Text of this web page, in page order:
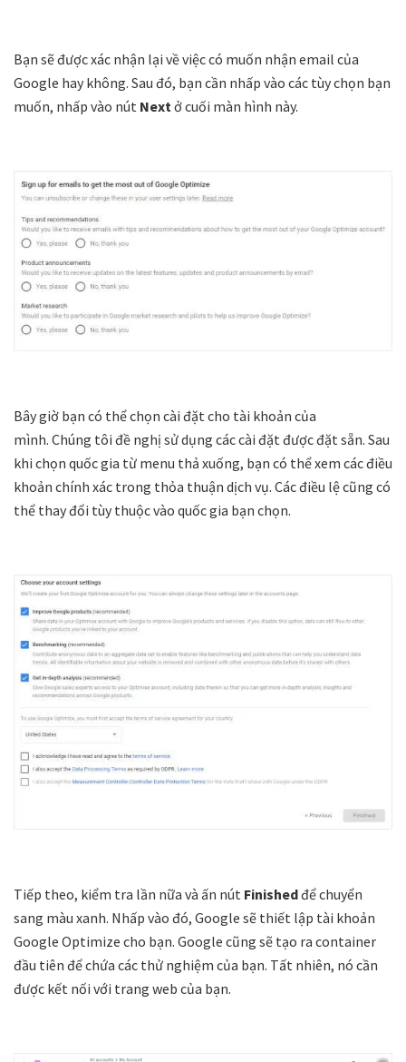
Bạn sẽ được xác nhận lại về việc có muốn nhận email của
Google hay không. Sau đó, bạn cần nhấp vào các tùy chọn bạn
muốn, nhấp vào nút Nextở cuối màn hình này.
Bây giờ bạn có thể chọn cài đặt cho tài khoản của
mình. Chúng tôi đề nghị sử dụng các cài đặt được đặt sẵn. Sau
khi chọn quốc gia từ menu thả xuống, bạn có thể xem các điều
khoản chính xác trong thỏa thuận dịch vụ. Các điều lệ cũng có
thể thay đổi tùy thuộc vào quốc gia bạn chọn.
Tiếp theo, kiểm tra lần nữa và ấn nút Finishedđể chuyển
sang màu xanh. Nhấp vào đó, Google sẽ thiết lập tài khoản
Google Optimize cho bạn. Google cũng sẽ tạo ra container
đầu tiên để chứa các thử nghiệm của bạn. Tất nhiên, nó cần
được kết nối với trang web của bạn.